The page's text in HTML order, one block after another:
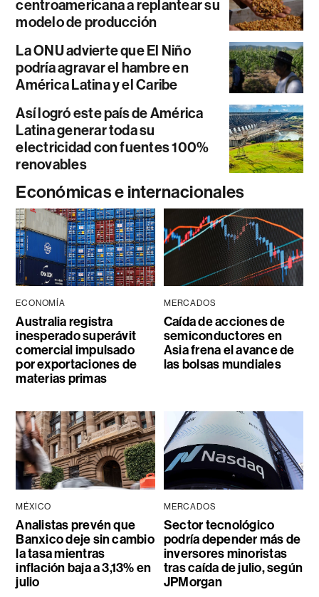
centroamericana a replantear su
modelo de producción
La ONU advierte que El Niño
podría agravar el hambre en
América Latina y el Caribe
Así logró este país de América
Latina generar toda su
electricidad con fuentes 100%
renovables
Económicas e internacionales
ECONOMÍA
Australia registra
inesperado superávit
comercial impulsado
por exportaciones de
materias primas
MERCADOS
Caída de acciones de
semiconductores en
Asia frena el avance de
las bolsas mundiales
MÉXICO
Analistas prevén que
Banxico deje sin cambio
la tasa mientras
inflación baja a 3,13% en
julio
MERCADOS
Sector tecnológico
podría depender más de
inversores minoristas
tras caída de julio, según
JPMorgan